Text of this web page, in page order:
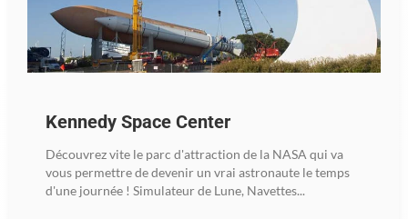
Kennedy Space Center
Découvrez vite le parc d'attraction de la NASA qui va
vous permettre de devenir un vrai astronaute le temps
d'une journée ! Simulateur de Lune, Navettes...